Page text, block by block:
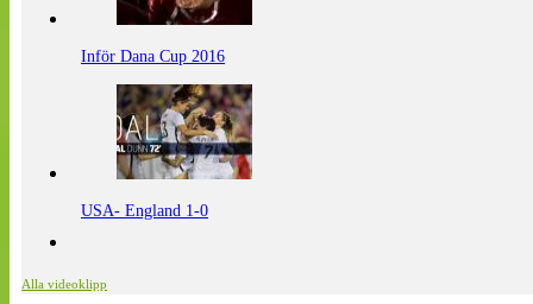
Inför Dana Cup 2016
USA- England 1-0
Alla videoklipp